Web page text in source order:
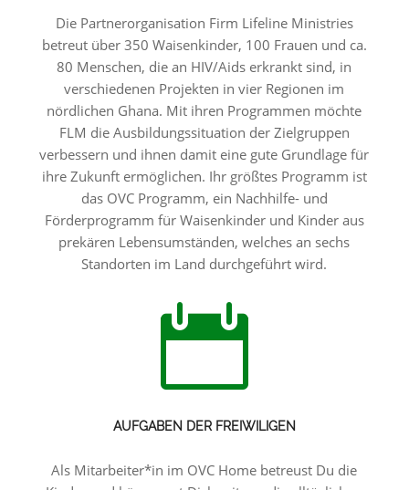
Die Partnerorganisation Firm Lifeline Ministries
betreut über 350 Waisenkinder, 100 Frauen und ca.
80 Menschen, die an HIV/Aids erkrankt sind, in
verschiedenen Projekten in vier Regionen im
nördlichen Ghana. Mit ihren Programmen möchte
FLM die Ausbildungssituation der Zielgruppen
verbessern und ihnen damit eine gute Grundlage für
ihre Zukunft ermöglichen. Ihr größtes Programm ist
das OVC Programm, ein Nachhilfe- und
Förderprogramm für Waisenkinder und Kinder aus
prekären Lebensumständen, welches an sechs
Standorten im Land durchgeführt wird.

AUFGABEN DER FREIWILIGEN
Als Mitarbeiter*in im OVC Home betreust Du die